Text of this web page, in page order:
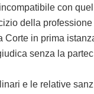
con
della
in prima
senza la
e le relative